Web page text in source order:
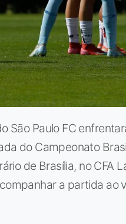
São Paulo FC
do Campeonato
de Brasília, no CFA
a partida ao